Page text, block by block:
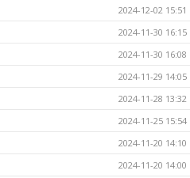
2024-12-02 15:51
2024-11-30 16:15
2024-11-30 16:08
2024-11-29 14:05
2024-11-28 13:32
2024-11-25 15:54
2024-11-20 14:10
2024-11-20 14:00